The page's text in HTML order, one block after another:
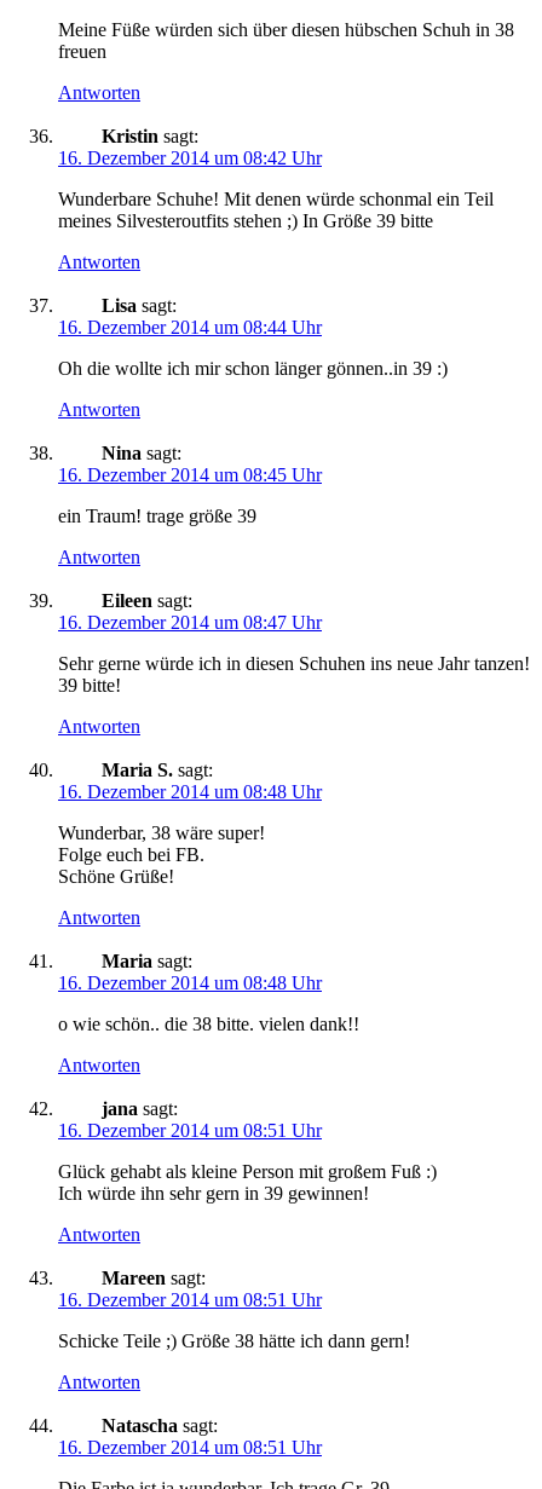
Meine Füße würden sich über diesen hübschen Schuh in 38
freuen
Antworten
Kristin sagt:
16. Dezember 2014 um 08:42 Uhr
Wunderbare Schuhe! Mit denen würde schonmal ein Teil
meines Silvesteroutfits stehen ;) In Größe 39 bitte
Antworten
Lisa sagt:
16. Dezember 2014 um 08:44 Uhr
Oh die wollte ich mir schon länger gönnen..in 39 :)
Antworten
Nina sagt:
16. Dezember 2014 um 08:45 Uhr
ein Traum! trage größe 39
Antworten
Eileen sagt:
16. Dezember 2014 um 08:47 Uhr
Sehr gerne würde ich in diesen Schuhen ins neue Jahr tanzen!
39 bitte!
Antworten
Maria S. sagt:
16. Dezember 2014 um 08:48 Uhr
Wunderbar, 38 wäre super!
Folge euch bei FB.
Schöne Grüße!
Antworten
Maria sagt:
16. Dezember 2014 um 08:48 Uhr
o wie schön.. die 38 bitte. vielen dank!!
Antworten
jana sagt:
16. Dezember 2014 um 08:51 Uhr
Glück gehabt als kleine Person mit großem Fuß :)
Ich würde ihn sehr gern in 39 gewinnen!
Antworten
Mareen sagt:
16. Dezember 2014 um 08:51 Uhr
Schicke Teile ;) Größe 38 hätte ich dann gern!
Antworten
Natascha sagt:
16. Dezember 2014 um 08:51 Uhr